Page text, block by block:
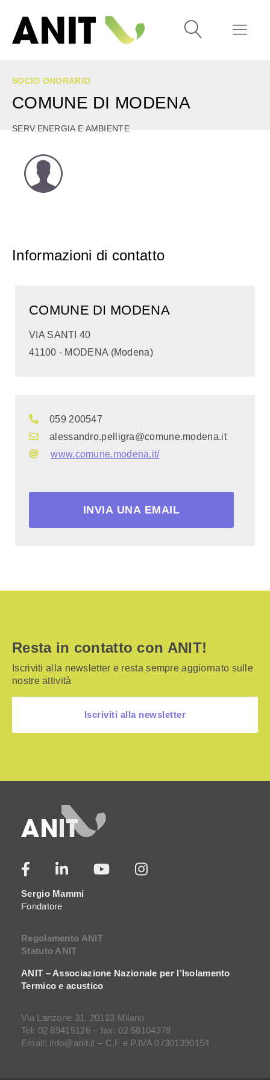
SOCIO ONORARIO
COMUNE DI MODENA
SERV.ENERGIA E AMBIENTE
Informazioni di contatto
COMUNE DI MODENA
VIA SANTI 40
41100 - MODENA (Modena)
059 200547
alessandro.pelligra@comune.modena.it
www.comune.modena.it/
INVIA UNA EMAIL
Resta in contatto con ANIT!
Iscriviti alla newsletter e resta sempre aggiornato sulle
nostre attività
Iscriviti alla newsletter
Sergio Mammi
Fondatore
Regolamento ANIT
Statuto ANIT
ANIT – Associazione Nazionale per l’Isolamento
Termico e acustico
Via Lanzone 31, 20123 Milano
Tel: 02 89415126 – fax: 02 58104378
Email: info@anit.it – C.F e P.IVA 07301390154